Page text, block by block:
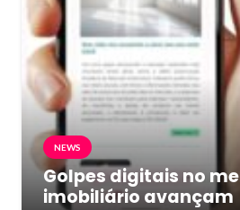
NEWS
Golpes digitais no
imobiliário avançam